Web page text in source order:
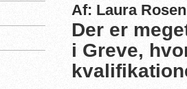
Af: Laura
Der er
i Greve,